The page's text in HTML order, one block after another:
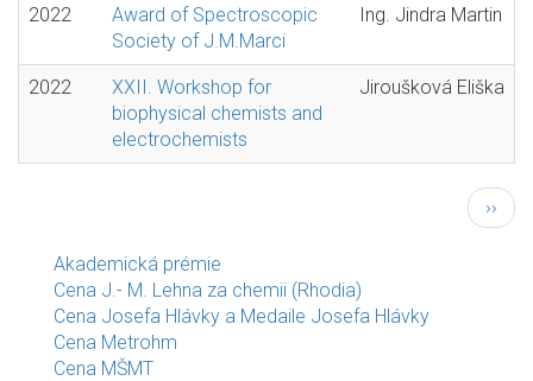
2022
Award of Spectroscopic
Society of J.M.Marci
Ing. Jindra Martin
2022
XXII. Workshop for
biophysical chemists and
electrochemists
Jiroušková Eliška
››
Akademická prémie
Cena J.- M. Lehna za chemii (Rhodia)
Cena Josefa Hlávky a Medaile Josefa Hlávky
Cena Metrohm
Cena MŠMT